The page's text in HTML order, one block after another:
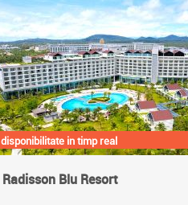
disponibilitate in timp real
Radisson Blu Resort